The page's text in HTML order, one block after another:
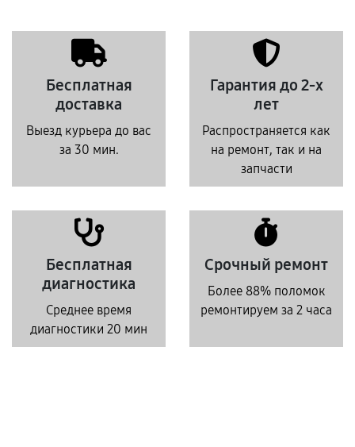
Бесплатная
доставка
Выезд курьера до вас
за 30 мин.
Гарантия до 2-х
лет
Распространяется как
на ремонт, так и на
запчасти
Бесплатная
диагностика
Среднее время
диагностики 20 мин
Срочный ремонт
Более 88% поломок
ремонтируем за 2 часа